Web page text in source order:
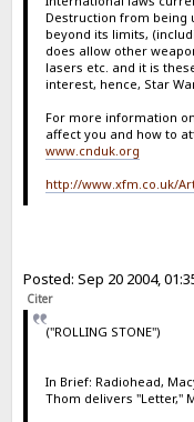
Destruction from being
beyond its limits,
does allow other
lasers etc. and it is
interest, hence, Star
For more information
affect you and how to
www.cnduk.org
http://www.xfm.co.uk/
Posted: Sep 20 2004,
Citer
("ROLLING STONE")
In Brief: Radiohead,
Thom delivers "Letter,"